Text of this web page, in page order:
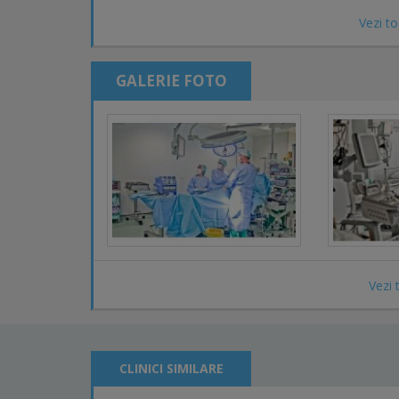
Psihoterapie
Transplant renal
Vezi
GALERIE FOTO
Vezi
CLINICI SIMILARE